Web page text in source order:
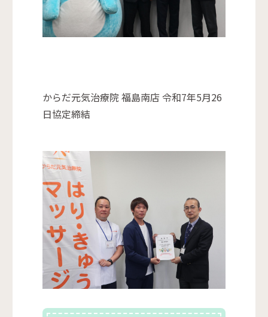
からだ元気治療院 福島南店 令和7年5月26
日協定締結